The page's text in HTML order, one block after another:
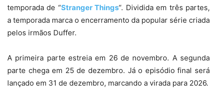
temporada de “Stranger Things“. Dividida em três partes,
a temporada marca o encerramento da popular série criada
pelos irmãos Duffer.
A primeira parte estreia em 26 de novembro. A segunda
parte chega em 25 de dezembro. Já o episódio final será
lançado em 31 de dezembro, marcando a virada para 2026.